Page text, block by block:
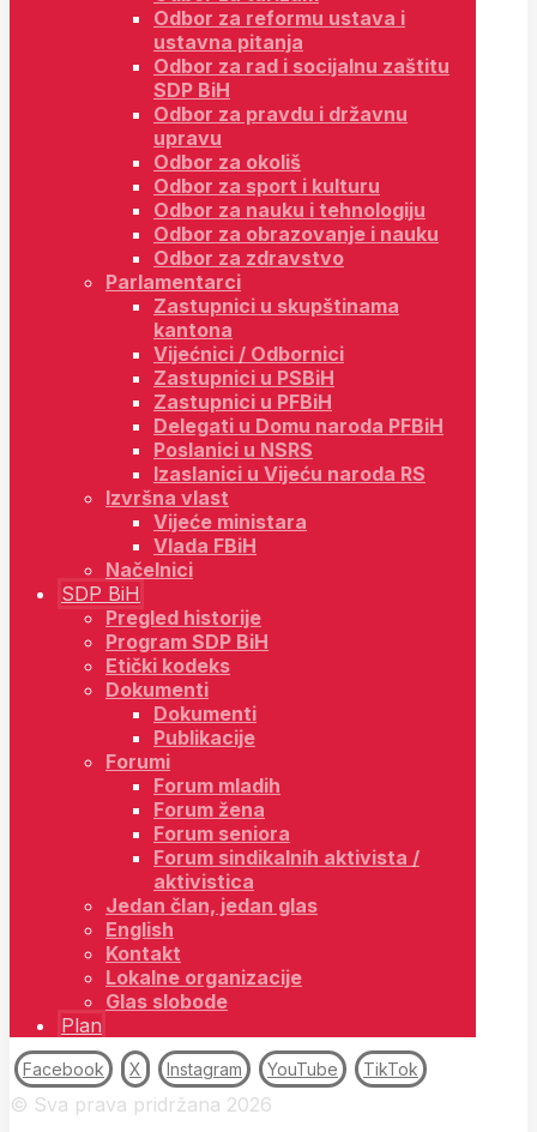
Odbor za reformu ustava i
ustavna pitanja
Odbor za rad i socijalnu zaštitu
SDP BiH
Odbor za pravdu i državnu
upravu
Odbor za okoliš
Odbor za sport i kulturu
Odbor za nauku i tehnologiju
Odbor za obrazovanje i nauku
Odbor za zdravstvo
Parlamentarci
Zastupnici u skupštinama
kantona
Vijećnici / Odbornici
Zastupnici u PSBiH
Zastupnici u PFBiH
Delegati u Domu naroda PFBiH
Poslanici u NSRS
Izaslanici u Vijeću naroda RS
Izvršna vlast
Vijeće ministara
Vlada FBiH
Načelnici
SDP BiH
Pregled historije
Program SDP BiH
Etički kodeks
Dokumenti
Dokumenti
Publikacije
Forumi
Forum mladih
Forum žena
Forum seniora
Forum sindikalnih aktivista /
aktivistica
Jedan član, jedan glas
English
Kontakt
Lokalne organizacije
Glas slobode
Plan
Facebook X Instagram YouTube TikTok
© Sva prava pridržana 2026